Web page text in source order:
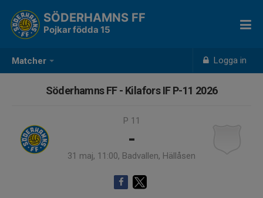
Matcher Logga in
SÖDERHAMNS FF
Pojkar födda 15
Söderhamns FF - Kilafors IF P-11 2026
P 11
-
31 maj, 11:00, Badvallen, Hällåsen